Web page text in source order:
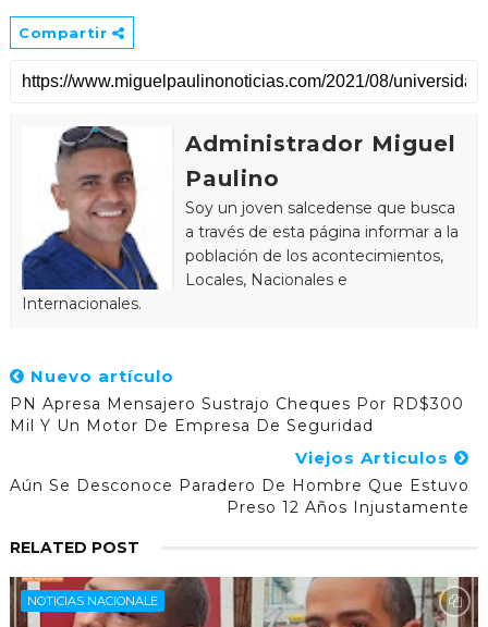
Compartir
Administrador Miguel
Paulino
Soy un joven salcedense que busca
a través de esta página informar a la
población de los acontecimientos,
Locales, Nacionales e
Internacionales.
Nuevo artículo
PN Apresa Mensajero Sustrajo Cheques Por RD$300
Mil Y Un Motor De Empresa De Seguridad
Viejos Articulos
Aún Se Desconoce Paradero De Hombre Que Estuvo
Preso 12 Años Injustamente
RELATED POST
NOTICIAS NACIONALE